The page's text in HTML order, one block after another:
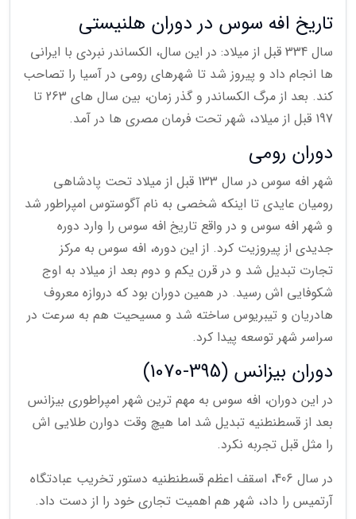
تاریخ افه سوس در دوران هلنیستی
سال 334 قبل از میلاد: در این سال، الکساندر نبردی با ایرانی
ها انجام داد و پیروز شد تا شهرهای رومی در آسیا را تصاحب
کند. بعد از مرگ الکساندر و گذر زمان، بین سال های 263 تا
197 قبل از میلاد، شهر تحت فرمان مصری ها در آمد.
دوران رومی
شهر افه سوس در سال 133 قبل از میلاد تحت پادشاهی
رومیان عایدی تا اینکه شخصی به نام آگوستوس امپراطور شد
و شهر افه سوس و در واقع تاریخ افه سوس را وارد دوره
جدیدی از پیروزیت کرد. از این دوره، افه سوس به مرکز
تجارت تبدیل شد و در قرن یکم و دوم بعد از میلاد به اوج
شکوفایی اش رسید. در همین دوران بود که دروازه معروف
هادریان و تیبریوس ساخته شد و مسیحیت هم به سرعت در
سراسر شهر توسعه پیدا کرد.
دوران بیزانس (395-1070)
در این دوران، افه سوس به مهم ترین شهر امپراطوری بیزانس
بعد از قسطنطنیه تبدیل شد اما هیچ وقت دوارن طلایی اش
را مثل قبل تجربه نکرد.
در سال 406، اسقف اعظم قسطنطنیه دستور تخریب عبادتگاه
آرتمیس را داد، شهر هم اهمیت تجاری خود را از دست داد.